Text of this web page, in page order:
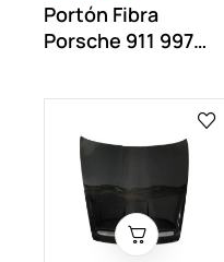
Portón Fibra
Porsche 911 997
GT2...